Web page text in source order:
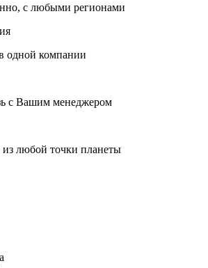
с любыми регионами
одной компании
с Вашим менеджером
любой точки планеты